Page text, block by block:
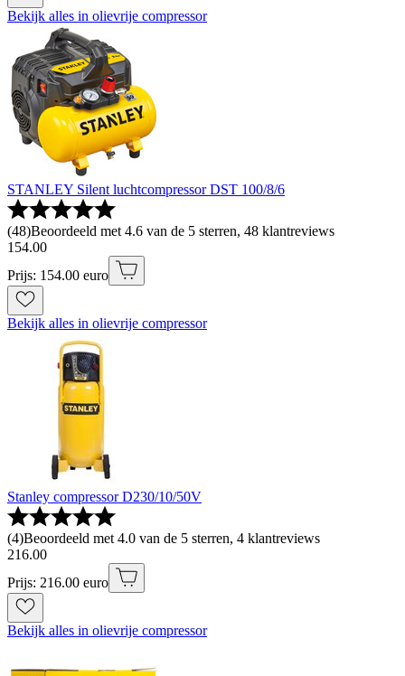
Bekijk alles in olievrije compressor
STANLEY Silent luchtcompressor DST 100/8/6
(48)Beoordeeld met 4.6 van de 5 sterren, 48 klantreviews
154.00
Prijs: 154.00 euro
Bekijk alles in olievrije compressor
Stanley compressor D230/10/50V
(4)Beoordeeld met 4.0 van de 5 sterren, 4 klantreviews
216.00
Prijs: 216.00 euro
Bekijk alles in olievrije compressor